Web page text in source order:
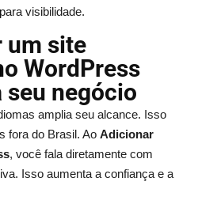
visibilidade.
um site
WordPress
negócio
amplia seu alcance. Isso
fora do Brasil. Ao Adicionar
, você fala diretamente com
Isso aumenta a confiança e a